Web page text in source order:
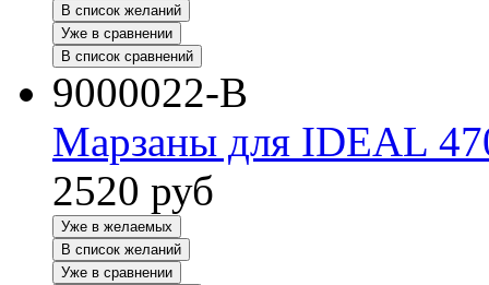
В список желаний
Уже в сравнении
В список сравнений
9000022-B
Марзаны для IDEAL
2520 руб
Уже в желаемых
В список желаний
Уже в сравнении